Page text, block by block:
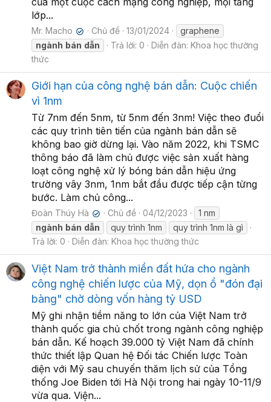
lớp...
Mr. Macho ✔ Chủ đề 13/01/2024
graphene
ngành bán dẫn Trả lời: 0 Diễn đàn: Khoa học thường
thức
Giới hạn của công nghệ bán dẫn: Cuộc chiến
vì 1nm
Từ 7nm đến 5nm, từ 5nm đến 3nm! Việc theo đuổi
các quy trình tiên tiến của ngành bán dẫn sẽ
không bao giờ dừng lại. Vào năm 2022, khi TSMC
thông báo đã làm chủ được việc sản xuất hàng
loạt công nghệ xử lý bóng bán dẫn hiệu ứng
trường vây 3nm, 1nm bắt đầu được tiếp cận từng
bước. Làm chủ công...
Đoàn Thúy Hà ✔ Chủ đề 04/12/2023
1 nm
ngành bán dẫn quy trình 1nm
quy trình 1nm là gì
Trả lời: 0
Diễn đàn: Khoa học thường thức
Việt Nam trở thành miền đất hứa cho ngành
công nghệ chiến lược của Mỹ, dọn ổ "đón đại
bàng" chờ dòng vốn hàng tỷ USD
Mỹ ghi nhận tiềm năng to lớn của Việt Nam trở
thành quốc gia chủ chốt trong ngành công nghiệp
bán dẫn. Kế hoạch 39.000 tỷ Việt Nam đã chính
thức thiết lập Quan hệ Đối tác Chiến lược Toàn
diện với Mỹ sau chuyến thăm lịch sử của Tổng
thống Joe Biden tới Hà Nội trong hai ngày 10-11/9
vừa qua. Viện...